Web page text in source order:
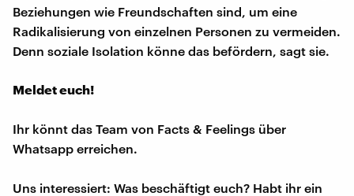
Beziehungen wie Freundschaften sind, um eine
Radikalisierung von einzelnen Personen zu vermeiden.
Denn soziale Isolation könne das befördern, sagt sie.
Meldet euch!
Ihr könnt das Team von Facts & Feelings über
Whatsapp erreichen.
Uns interessiert: Was beschäftigt euch? Habt ihr ein